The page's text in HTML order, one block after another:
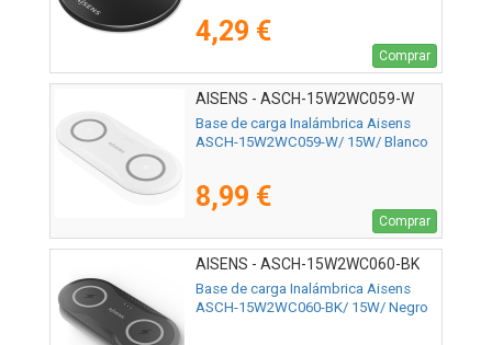
4,29 €
Comprar
AISENS - ASCH-15W2WC059-W
Base de carga Inalámbrica Aisens
ASCH-15W2WC059-W/ 15W/ Blanco
8,99 €
Comprar
AISENS - ASCH-15W2WC060-BK
Base de carga Inalámbrica Aisens
ASCH-15W2WC060-BK/ 15W/ Negro